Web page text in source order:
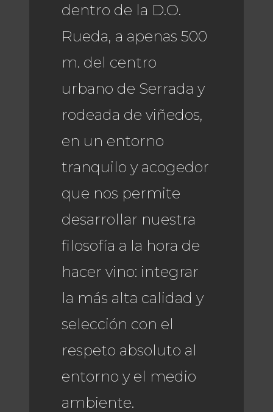
dentro de la D.O.
Rueda, a apenas 500
m. del centro
urbano de Serrada y
rodeada de viñedos,
en un entorno
tranquilo y acogedor
que nos permite
desarrollar nuestra
filosofía a la hora de
hacer vino: integrar
la más alta calidad y
selección con el
respeto absoluto al
entorno y el medio
ambiente.